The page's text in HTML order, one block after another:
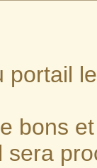
portail
bons
sera